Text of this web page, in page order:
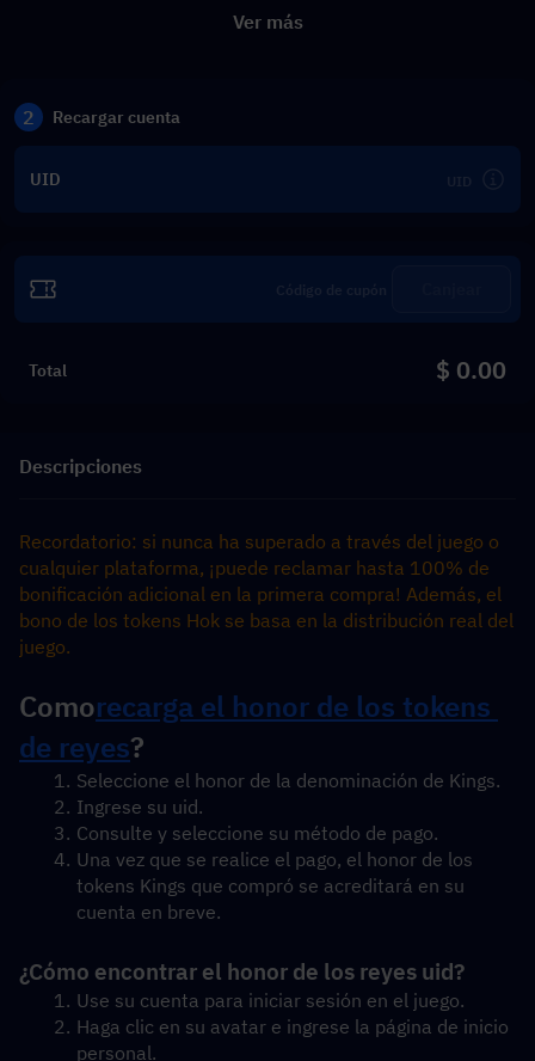
Ver más
2 Recargar cuenta
UID
Total $ 0.00
Descripciones
Recordatorio: si nunca ha superado a través del juego o
cualquier plataforma, ¡puede reclamar hasta 100% de
bonificación adicional en la primera compra! Además, el
bono de los tokens Hok se basa en la distribución real del
juego.
Comorecarga el honor de los tokens
de reyes?
Seleccione el honor de la denominación de Kings.
Ingrese su uid.
Consulte y seleccione su método de pago.
Una vez que se realice el pago, el honor de los
tokens Kings que compró se acreditará en su
cuenta en breve.
¿Cómo encontrar el honor de los reyes uid?
Use su cuenta para iniciar sesión en el juego.
Haga clic en su avatar e ingrese la página de inicio
personal.